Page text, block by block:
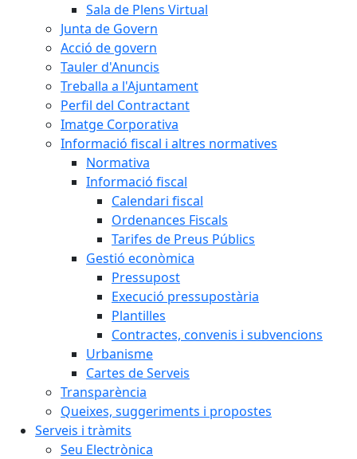
Sala de Plens Virtual
Junta de Govern
Acció de govern
Tauler d'Anuncis
Treballa a l'Ajuntament
Perfil del Contractant
Imatge Corporativa
Informació fiscal i altres normatives
Normativa
Informació fiscal
Calendari fiscal
Ordenances Fiscals
Tarifes de Preus Públics
Gestió econòmica
Pressupost
Execució pressupostària
Plantilles
Contractes, convenis i subvencions
Urbanisme
Cartes de Serveis
Transparència
Queixes, suggeriments i propostes
Serveis i tràmits
Seu Electrònica